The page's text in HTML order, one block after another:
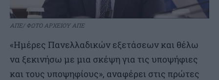
ΑΠΕ/ ΦΩΤΟ ΑΡΧΕΙΟΥ ΑΠΕ
«Ημέρες Πανελλαδικών εξετάσεων και θέλω
να ξεκινήσω με μια σκέψη για τις υποψήφιες
και τους υποψηφίους», αναφέρει στις πρώτες